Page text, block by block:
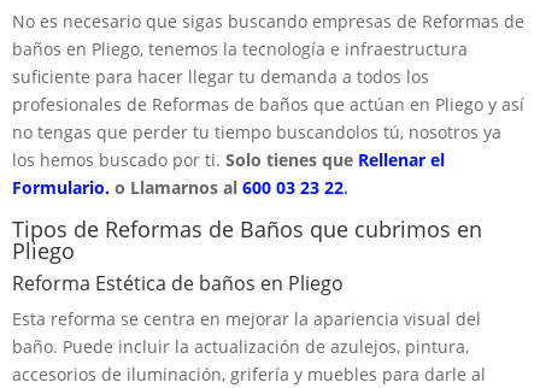
No es necesario que sigas buscando empresas de Reformas de
baños en Pliego, tenemos la tecnología e infraestructura
suficiente para hacer llegar tu demanda a todos los
profesionales de Reformas de baños que actúan en Pliego y así
no tengas que perder tu tiempo buscandolos tú, nosotros ya
los hemos buscado por ti. Solo tienes que Rellenar el
Formulario. o Llamarnos al 600 03 23 22.
Tipos de Reformas de Baños que cubrimos en
Pliego
Reforma Estética de baños en Pliego
Esta reforma se centra en mejorar la apariencia visual del
baño. Puede incluir la actualización de azulejos, pintura,
accesorios de iluminación, grifería y muebles para darle al